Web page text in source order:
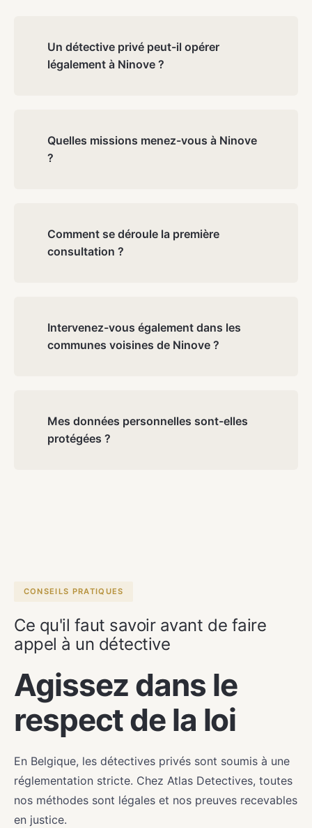
Un détective privé peut-il opérer
légalement à Ninove ?
sont légalement valables et peuvent être utilisées
devant le tribunal de première instance de Flandre-
Quelles missions menez-vous à Ninove
?
fraude d'entreprise, recherche de personnes
disparues et surveillance dans la région de Ninove et
Comment se déroule la première
consultation ?
0495 20 10 10 ou remplir le formulaire de contact.
Nous analysons votre situation et vous proposons
Intervenez-vous également dans les
communes voisines de Ninove ?
Meerbeke, Okegem, Outer, Pollare, Alost et dans
l'ensemble de la Flandre-Orientale. Aucun
Mes données personnelles sont-elles
protégées ?
CONSEILS PRATIQUES
Ce qu'il faut savoir avant de faire
appel à un détective
Agissez dans le
respect de la loi
En Belgique, les détectives privés sont soumis à une
réglementation stricte. Chez Atlas Detectives, toutes
nos méthodes sont légales et nos preuves recevables
en justice.